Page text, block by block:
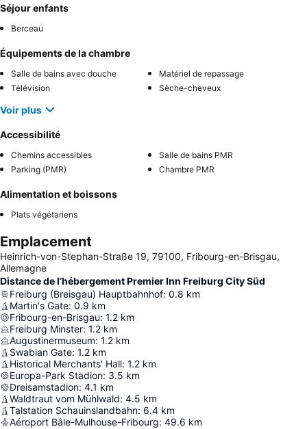
Séjour enfants
Berceau
Équipements de la chambre
Salle de bains avec douche
Matériel de repassage
Télévision
Sèche-cheveux
Voir plus
Accessibilité
Chemins accessibles
Salle de bains PMR
Parking (PMR)
Chambre PMR
Alimentation et boissons
Plats végétariens
Emplacement
Heinrich-von-Stephan-Straße 19, 79100, Fribourg-en-Brisgau,
Allemagne
Distance de l’hébergement Premier Inn Freiburg City Süd
Freiburg (Breisgau) Hauptbahnhof: 0.8 km
Martin's Gate: 0.9 km
Fribourg-en-Brisgau: 1.2 km
Freiburg Minster: 1.2 km
Augustinermuseum: 1.2 km
Swabian Gate: 1.2 km
Historical Merchants' Hall: 1.2 km
Europa-Park Stadion: 3.5 km
Dreisamstadion: 4.1 km
Waldtraut vom Mühlwald: 4.5 km
Talstation Schauinslandbahn: 6.4 km
Aéroport Bâle-Mulhouse-Fribourg: 49.6 km